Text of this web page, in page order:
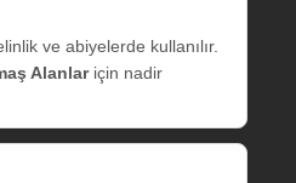
ve abiyelerde kullanılır.
Alanlariçin nadir